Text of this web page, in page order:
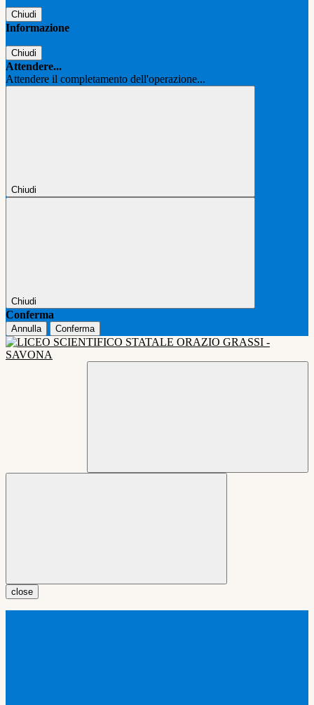
Chiudi
Informazione
Chiudi
Attendere...
Attendere il completamento dell'operazione...
Chiudi
Chiudi
Conferma
Annulla Conferma
close